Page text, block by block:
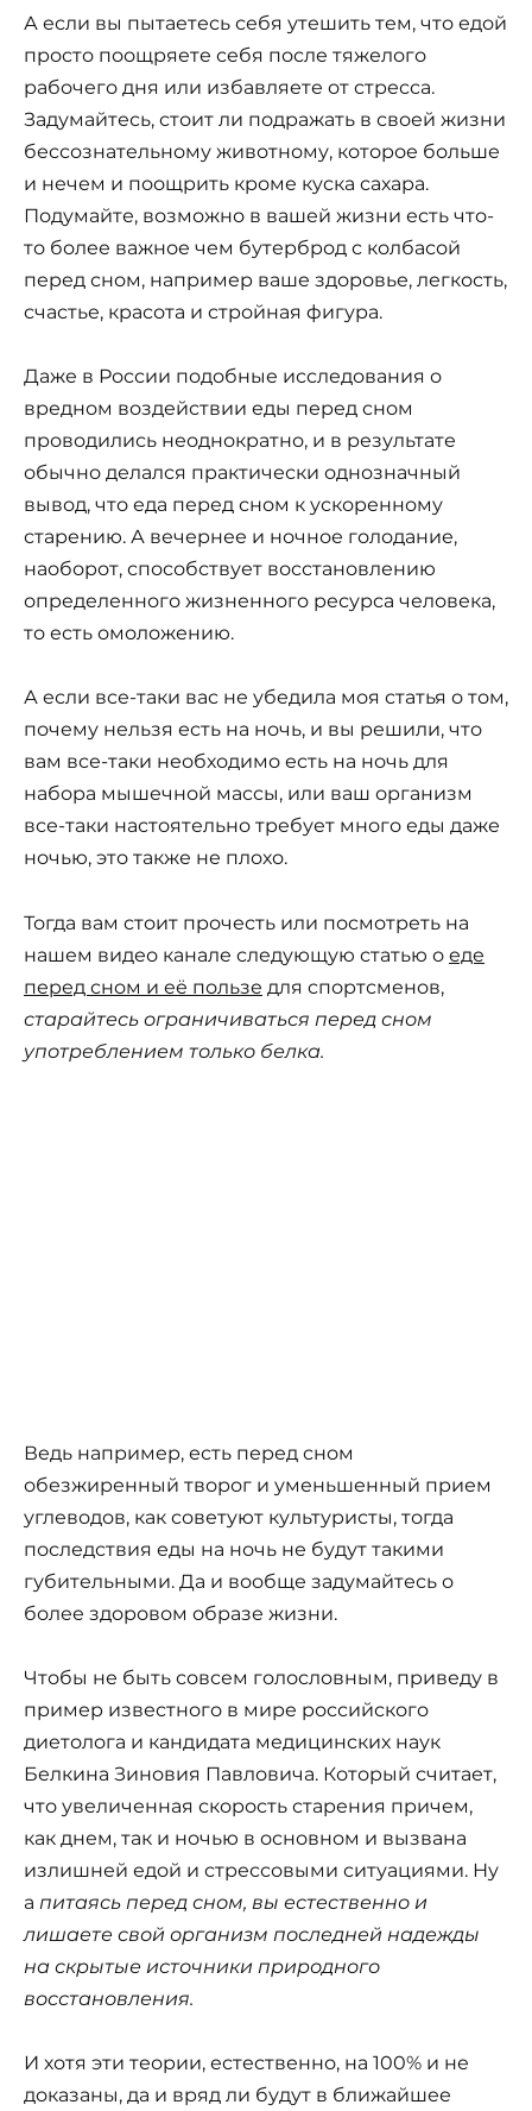
А если вы пытаетесь себя утешить тем, что едой
просто поощряете себя после тяжелого
рабочего дня или избавляете от стресса.
Задумайтесь, стоит ли подражать в своей жизни
бессознательному животному, которое больше
и нечем и поощрить кроме куска сахара.
Подумайте, возможно в вашей жизни есть что-
то более важное чем бутерброд с колбасой
перед сном, например ваше здоровье, легкость,
счастье, красота и стройная фигура.
Даже в России подобные исследования о
вредном воздействии еды перед сном
проводились неоднократно, и в результате
обычно делался практически однозначный
вывод, что еда перед сном к ускоренному
старению. А вечернее и ночное голодание,
наоборот, способствует восстановлению
определенного жизненного ресурса человека,
то есть омоложению.
А если все-таки вас не убедила моя статья о том,
почему нельзя есть на ночь, и вы решили, что
вам все-таки необходимо есть на ночь для
набора мышечной массы, или ваш организм
все-таки настоятельно требует много еды даже
ночью, это также не плохо.
Тогда вам стоит прочесть или посмотреть на
нашем видео канале следующую статью о еде
перед сном и её пользе для спортсменов,
старайтесь ограничиваться перед сном
употреблением только белка.
Ведь например, есть перед сном
обезжиренный творог и уменьшенный прием
углеводов, как советуют культуристы, тогда
последствия еды на ночь не будут такими
губительными. Да и вообще задумайтесь о
более здоровом образе жизни.
Чтобы не быть совсем голословным, приведу в
пример известного в мире российского
диетолога и кандидата медицинских наук
Белкина Зиновия Павловича. Который считает,
что увеличенная скорость старения причем,
как днем, так и ночью в основном и вызвана
излишней едой и стрессовыми ситуациями. Ну
а питаясь перед сном, вы естественно и
лишаете свой организм последней надежды
на скрытые источники природного
восстановления.
И хотя эти теории, естественно, на 100% и не
доказаны, да и вряд ли будут в ближайшее